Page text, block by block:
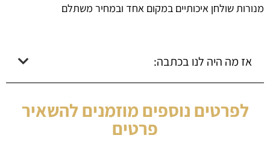
מנורות שולחן איכותיים במקום אחד ובמחיר משתלם
אז מה היה לנו בכתבה:
לפרטים נוספים מוזמנים להשאיר
פרטים